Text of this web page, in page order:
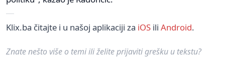
Klix.ba čitajte i u našoj aplikaciji za iOS ili Android.
Znate nešto više o temi ili želite prijaviti grešku u tekstu?